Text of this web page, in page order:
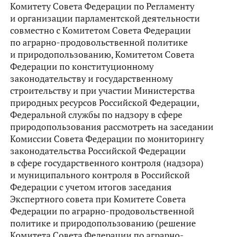
Комитету Совета Федерации по Регламенту
и организации парламентской деятельности
совместно с Комитетом Совета Федерации
по аграрно-продовольственной политике
и природопользованию, Комитетом Совета
Федерации по конституционному
законодательству и государственному
строительству и при участии Министерства
природных ресурсов Российской Федерации,
Федеральной службы по надзору в сфере
природопользования рассмотреть на заседании
Комиссии Совета Федерации по мониторингу
законодательства Российской Федерации
в сфере государственного контроля (надзора)
и муниципального контроля в Российской
Федерации c учетом итогов заседания
Экспертного совета при Комитете Совета
Федерации по аграрно-продовольственной
политике и природопользованию (решение